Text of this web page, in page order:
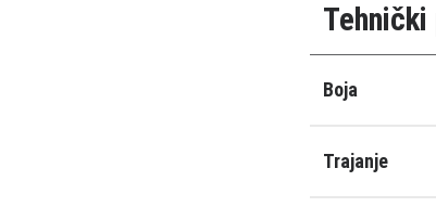
Tehnički
Boja
Trajanje